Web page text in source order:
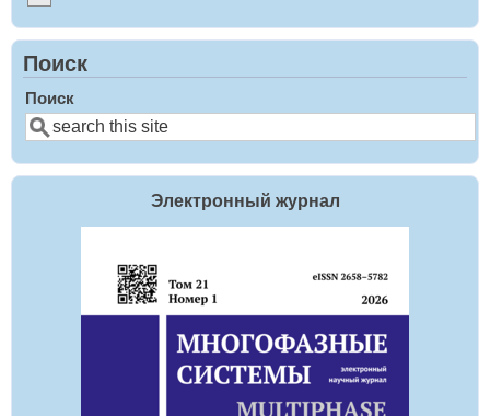
Поиск
Поиск
Электронный журнал